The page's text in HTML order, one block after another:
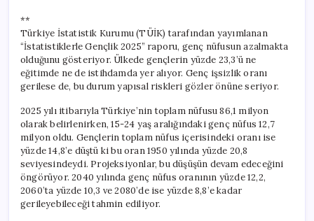
Eğitim
ve
İstihdam
Dışında:
Verici
için
**
Türkiye İstatistik Kurumu (TÜİK) tarafından yayımlanan
“İstatistiklerle Gençlik 2025” raporu, genç nüfusun azalmakta
olduğunu gösteriyor. Ülkede gençlerin yüzde 23,3’ü ne
eğitimde ne de istihdamda yer alıyor. Genç işsizlik oranı
gerilese de, bu durum yapısal riskleri gözler önüne seriyor.
2025 yılı itibarıyla Türkiye’nin toplam nüfusu 86,1 milyon
olarak belirlenirken, 15-24 yaş aralığındaki genç nüfus 12,7
milyon oldu. Gençlerin toplam nüfus içerisindeki oranı ise
yüzde 14,8’e düştü ki bu oran 1950 yılında yüzde 20,8
seviyesindeydi. Projeksiyonlar, bu düşüşün devam edeceğini
öngörüyor. 2040 yılında genç nüfus oranının yüzde 12,2,
2060’ta yüzde 10,3 ve 2080’de ise yüzde 8,8’e kadar
gerileyebileceği tahmin ediliyor.